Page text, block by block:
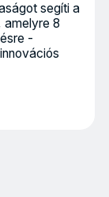
segíti a
amelyre 8
-